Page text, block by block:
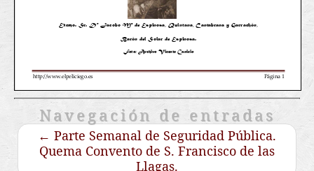
Navegación de entradas
← Parte Semanal de Seguridad Pública.
Quema Convento de S. Francisco de las
Llagas.